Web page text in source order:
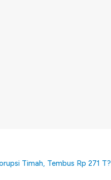
Timah, Tembus Rp 271 T?